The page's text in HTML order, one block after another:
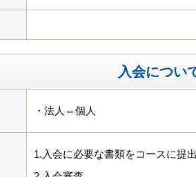
入会につい
・法人⇔個人
1.入会に必要な書類をコースに提